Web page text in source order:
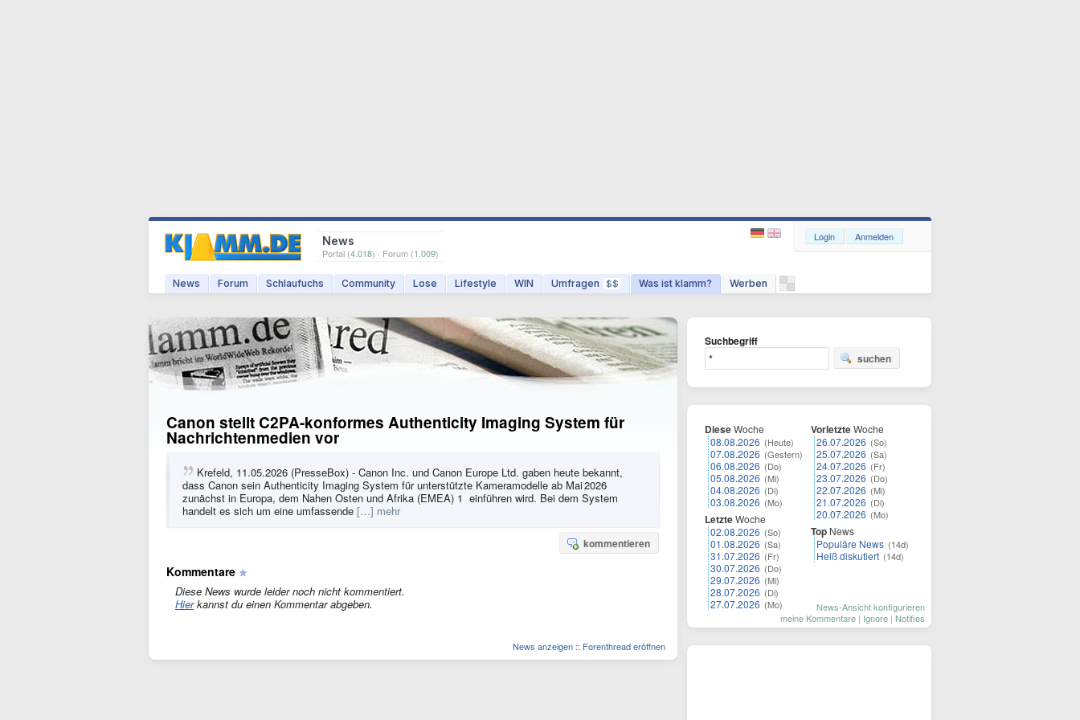
News
Portal (4.018) · Forum (1.009)
News Forum Schlaufuchs Community Lose Lifestyle WIN Umfragen $$ Was ist klamm? Werben
Login Anmelden
Canon stellt C2PA-konformes Authenticity Imaging System für
Nachrichtenmedien vor
Krefeld, 11.05.2026 (PresseBox) - Canon Inc. und Canon Europe Ltd. gaben heute bekannt,
dass Canon sein Authenticity Imaging System für unterstützte Kameramodelle ab Mai 2026
zunächst in Europa, dem Nahen Osten und Afrika (EMEA) 1 einführen wird. Bei dem System
handelt es sich um eine umfassende […] mehr
kommentieren
Kommentare
Diese News wurde leider noch nicht kommentiert.
Hierkannst du einen Kommentar abgeben.
News anzeigen :: Forenthread eröffnen
Suchbegriff
suchen
DieseWoche
08.08.2026 (Heute)
07.08.2026 (Gestern)
06.08.2026 (Do)
05.08.2026 (Mi)
04.08.2026 (Di)
03.08.2026 (Mo)
LetzteWoche
02.08.2026 (So)
01.08.2026 (Sa)
31.07.2026 (Fr)
30.07.2026 (Do)
29.07.2026 (Mi)
28.07.2026 (Di)
27.07.2026 (Mo)
VorletzteWoche
26.07.2026 (So)
25.07.2026 (Sa)
24.07.2026 (Fr)
23.07.2026 (Do)
22.07.2026 (Mi)
21.07.2026 (Di)
20.07.2026 (Mo)
Top News
Populäre News (14d)
Heiß diskutiert (14d)
News-Ansicht konfigurieren
meine Kommentare | Ignore | Notifies